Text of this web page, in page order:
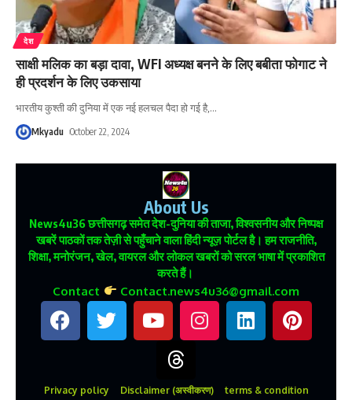
देश
साक्षी मलिक का बड़ा दावा, WFI अध्यक्ष बनने के लिए बबीता फोगाट ने
ही प्रदर्शन के लिए उकसाया
भारतीय कुश्ती की दुनिया में एक नई हलचल पैदा हो गई है,…
Mkyadu October 22, 2024
About Us
News4u36छत्तीसगढ़ समेत देश-दुनिया की ताजा, विश्वसनीय और निष्पक्ष
खबरें पाठकों तक तेज़ी से पहुँचाने वाला हिंदी न्यूज़ पोर्टल है। हम राजनीति,
शिक्षा, मनोरंजन, खेल, वायरल और लोकल खबरों को सरल भाषा में प्रकाशित
करते हैं।
Contact Contact.news4u36@gmail.com
Privacy policy Disclaimer (अस्वीकरण) terms & condition